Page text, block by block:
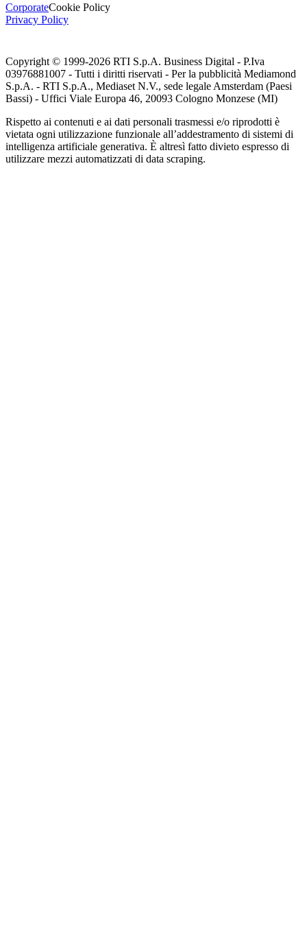
CorporateCookie Policy
Privacy Policy
Copyright © 1999-2026 RTI S.p.A. Business Digital - P.Iva
03976881007 - Tutti i diritti riservati - Per la pubblicità Mediamond
S.p.A. - RTI S.p.A., Mediaset N.V., sede legale Amsterdam (Paesi
Bassi) - Uffici Viale Europa 46, 20093 Cologno Monzese (MI)
Rispetto ai contenuti e ai dati personali trasmessi e/o riprodotti è
vietata ogni utilizzazione funzionale all’addestramento di sistemi di
intelligenza artificiale generativa. È altresì fatto divieto espresso di
utilizzare mezzi automatizzati di data scraping.